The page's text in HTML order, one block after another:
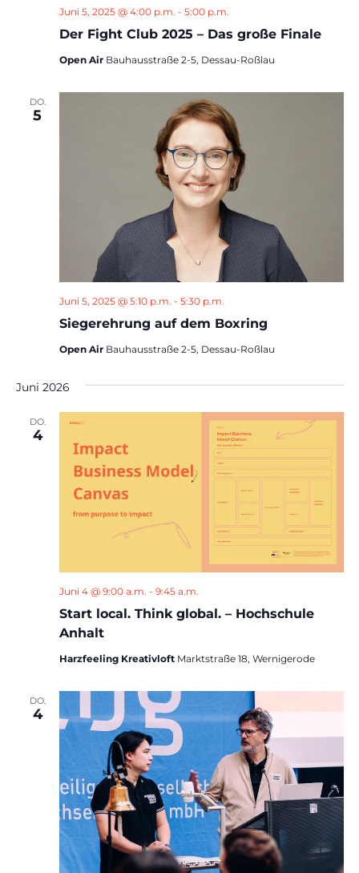
Der Fight Club 2025 – Das große Finale
Juni 5, 2025 @ 4:00 p.m. - 5:00 p.m.
Open Air Bauhausstraße 2-5, Dessau-Roßlau
DO.
5
Siegerehrung auf dem Boxring
Juni 5, 2025 @ 5:10 p.m. - 5:30 p.m.
Open Air Bauhausstraße 2-5, Dessau-Roßlau
Juni 2026
DO.
4
Start local. Think global. – Hochschule
Anhalt
Juni 4 @ 9:00 a.m. - 9:45 a.m.
Harzfeeling Kreativloft Marktstraße 18, Wernigerode
DO.
4